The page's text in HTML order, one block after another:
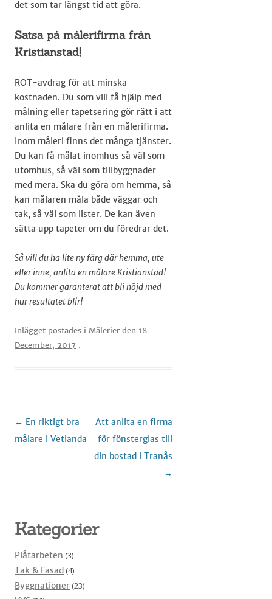
det som tar längst tid att göra.
Satsa på målerifirma från
Kristianstad!
ROT-avdrag för att minska
kostnaden. Du som vill få hjälp med
målning eller tapetsering gör rätt i att
anlita en målare från en målerifirma.
Inom måleri finns det många tjänster.
Du kan få målat inomhus så väl som
utomhus, så väl som tillbyggnader
med mera. Ska du göra om hemma, så
kan målaren måla både väggar och
tak, så väl som lister. De kan även
sätta upp tapeter om du föredrar det.
Så vill du ha lite ny färg där hemma, ute
eller inne, anlita en målare Kristianstad!
Du kommer garanterat att bli nöjd med
hur resultatet blir!​
Inlägget postades i Målerier den 18
December, 2017 .
Inläggsnavigering
← En riktigt bra
målare i Vetlanda
Att anlita en firma
för fönsterglas till
din bostad i Tranås
→
Kategorier
Plåtarbeten (3)
Tak & Fasad (4)
Byggnationer (23)